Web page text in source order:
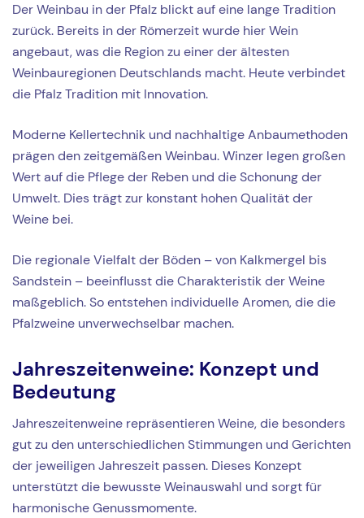
Der Weinbau in der Pfalz blickt auf eine lange Tradition
zurück. Bereits in der Römerzeit wurde hier Wein
angebaut, was die Region zu einer der ältesten
Weinbauregionen Deutschlands macht. Heute verbindet
die Pfalz Tradition mit Innovation.
Moderne Kellertechnik und nachhaltige Anbaumethoden
prägen den zeitgemäßen Weinbau. Winzer legen großen
Wert auf die Pflege der Reben und die Schonung der
Umwelt. Dies trägt zur konstant hohen Qualität der
Weine bei.
Die regionale Vielfalt der Böden – von Kalkmergel bis
Sandstein – beeinflusst die Charakteristik der Weine
maßgeblich. So entstehen individuelle Aromen, die die
Pfalzweine unverwechselbar machen.
Jahreszeitenweine: Konzept und
Bedeutung
Jahreszeitenweine repräsentieren Weine, die besonders
gut zu den unterschiedlichen Stimmungen und Gerichten
der jeweiligen Jahreszeit passen. Dieses Konzept
unterstützt die bewusste Weinauswahl und sorgt für
harmonische Genussmomente.